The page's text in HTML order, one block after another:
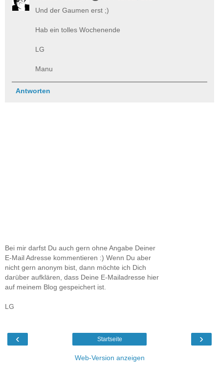
Und der Gaumen erst ;)
Hab ein tolles Wochenende
LG
Manu
Antworten
Bei mir darfst Du auch gern ohne Angabe Deiner
E-Mail Adresse kommentieren :) Wenn Du aber
nicht gern anonym bist, dann möchte ich Dich
darüber aufklären, dass Deine E-Mailadresse hier
auf meinem Blog gespeichert ist.
LG
‹ ›
Startseite
Web-Version anzeigen